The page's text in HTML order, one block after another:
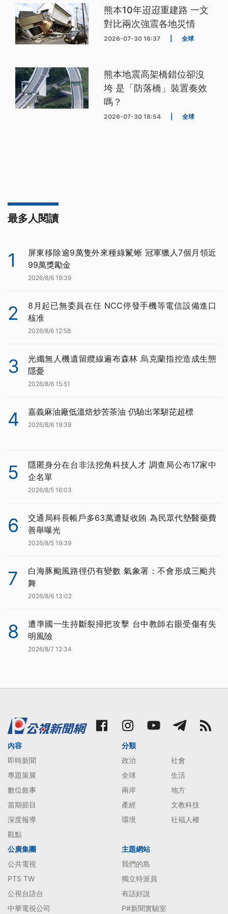
熊本10年迢迢重建路 一文
對比兩次強震各地災情
2026-07-30 16:37 全球
熊本地震高架橋錯位卻沒
垮 是「防落橋」裝置奏效
嗎？
2026-07-30 18:54 全球
最多人閱讀
1
屏東移除逾9萬隻外來種綠鬣蜥 冠軍獵人7個月領近
99萬獎勵金
2026/8/6 19:39
2
8月起已無委員在任 NCC停發手機等電信設備進口
核准
2026/8/6 12:58
3
光纖無人機遺留纜線遍布森林 烏克蘭指控造成生態
隱憂
2026/8/6 15:51
4 嘉義麻油廠低溫焙炒苦茶油 仍驗出苯駢芘超標
2026/8/6 19:39
5
隱匿身分在台非法挖角科技人才 調查局公布17家中
企名單
2026/8/5 16:03
6
交通局科長帳戶多63萬遭疑收賄 為民眾代墊醫藥費
善舉曝光
2026/8/5 19:39
7
白海豚颱風路徑仍有變數 氣象署：不會形成三颱共
舞
2026/8/6 13:02
8
遭準國一生持斷裂掃把攻擊 台中教師右眼受傷有失
明風險
2026/8/7 12:34
內容
即時新聞
專題策展
數位敘事
當期節目
深度報導
觀點
分類
政治
社會
全球
生活
兩岸
地方
產經
文教科技
環境
社福人權
公廣集團
公共電視
PTS TW
公視台語台
中華電視公司
主題網站
我們的島
獨立特派員
有話好說
P#新聞實驗室